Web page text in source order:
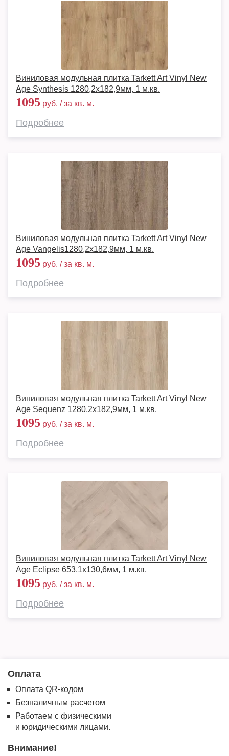
Виниловая модульная плитка Tarkett Art Vinyl New
Age Synthesis 1280,2х182,9мм, 1 м.кв.
1095 руб. / за кв. м.
Подробнее
Виниловая модульная плитка Tarkett Art Vinyl New
Age Vangelis1280,2х182,9мм, 1 м.кв.
1095 руб. / за кв. м.
Подробнее
Виниловая модульная плитка Tarkett Art Vinyl New
Age Sequenz 1280,2х182,9мм, 1 м.кв.
1095 руб. / за кв. м.
Подробнее
Виниловая модульная плитка Tarkett Art Vinyl New
Age Eclipse 653,1х130,6мм, 1 м.кв.
1095 руб. / за кв. м.
Подробнее
Оплата
Оплата QR-кодом
Безналичным расчетом
Работаем с физическими
и юридическими лицами.
Внимание!